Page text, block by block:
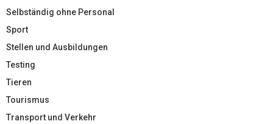
Selbständig ohne Personal
Sport
Stellen und Ausbildungen
Testing
Tieren
Tourismus
Transport und Verkehr